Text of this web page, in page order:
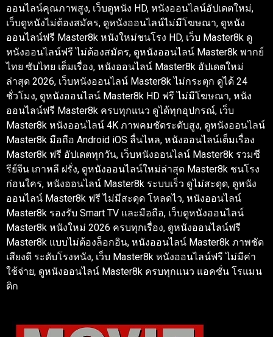
ออนไลน์คุณภาพสูง, เว็บดูหนัง HD, หนังออนไลน์อัปเดตใหม่,
เว็บดูหนังไม่ต้องสมัคร, ดูหนังออนไลน์ไม่มีโฆษณา, ดูหนัง
ออนไลน์ฟรี Master8k หนังใหม่ชนโรง HD, เว็บ Master8k ดู
หนังออนไลน์ฟรี ไม่ต้องสมัคร, ดูหนังออนไลน์ Master8k พากย์
ไทย ซับไทย เต็มเรื่อง, หนังออนไลน์ Master8k อัปเดตใหม่
ล่าสุด 2026, เว็บหนังออนไลน์ Master8k ไม่กระตุก ดูได้ 24
ชั่วโมง, ดูหนังออนไลน์ Master8k HD ฟรี ไม่มีโฆษณา, หนัง
ออนไลน์ฟรี Master8k ครบทุกแนว ดูได้ทุกอุปกรณ์, เว็บ
Master8k หนังออนไลน์ 4K ภาพคมชัดระดับสูง, ดูหนังออนไลน์
Master8k มือถือ Android iOS ลื่นไหล, หนังออนไลน์เต็มเรื่อง
Master8k ฟรี อัปเดตทุกวัน, เว็บหนังออนไลน์ Master8k รวมซี
รีย์จีน เกาหลี ฝรั่ง, ดูหนังออนไลน์ใหม่ล่าสุด Master8k ชนโรง
ก่อนใคร, หนังออนไลน์ Master8k ระบบเร็ว ดูไม่สะดุด, ดูหนัง
ออนไลน์ Master8k ฟรี ไม่มีสะดุด โหลดไว, หนังออนไลน์
Master8k รองรับ Smart TV และมือถือ, เว็บดูหนังออนไลน์
Master8k หนังใหม่ 2026 ครบทุกเรื่อง, ดูหนังออนไลน์ฟรี
Master8k แบบไม่ต้องล็อกอิน, หนังออนไลน์ Master8k ภาพชัด
เสียงดี ระดับโรงหนัง, เว็บ Master8k หนังออนไลน์ฟรี ไม่มีค่า
ใช้จ่าย, ดูหนังออนไลน์ Master8k ครบทุกแนว แอคชั่น โรแมน
ติก